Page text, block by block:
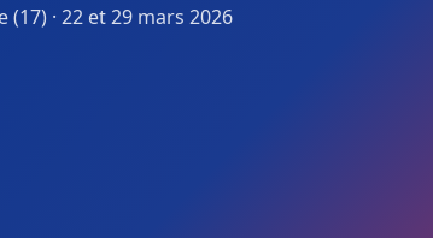
· 22 et 29 mars 2026